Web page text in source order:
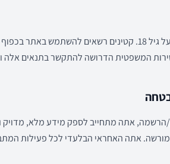
השימוש באתר מיועד לבגירים מעל גיל 18. קטינים
המשפטית הדרושה להתקשר בתנאים
אתה מתחייב לספק מידע מלא, מדויק
אתה האחראי הבלעדי לכל פעילות